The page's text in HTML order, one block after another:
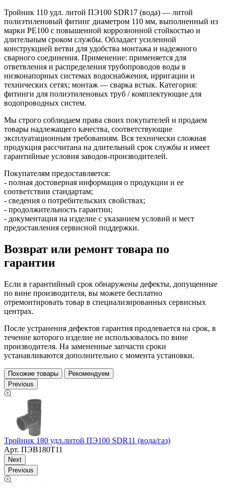
Тройник 110 удл. литой ПЭ100 SDR17 (вода) — литой
полиэтиленовый фитинг диаметром 110 мм, выполненный из
марки PE100 с повышенной коррозионной стойкостью и
длительным сроком службы. Обладает усиленной
конструкцией ветви для удобства монтажа и надежного
сварного соединения. Применение: применяется для
ответвления и распределения трубопроводов воды в
низконапорных системах водоснабжения, ирригации и
технических сетях; монтаж — сварка встык. Категория:
фитинги для полиэтиленовых труб / комплектующие для
водопроводных систем.
Мы строго соблюдаем права своих покупателей и продаем
товары надлежащего качества, соответствующие
эксплуатационным требованиям. Вся технически сложная
продукция рассчитана на длительный срок службы и имеет
гарантийные условия заводов-производителей.
Покупателям предоставляется:
- полная достоверная информация о продукции и ее
соответствии стандартам;
- сведения о потребительских свойствах;
- продолжительность гарантии;
- документация на изделие с указанием условий и мест
предоставления сервисной поддержки.
Возврат или ремонт товара по
гарантии
Если в гарантийный срок обнаружены дефекты, допущенные
по вине производителя, вы можете бесплатно
отремонтировать товар в специализированных сервисных
центрах.
После устранения дефектов гарантия продлевается на срок, в
течение которого изделие не использовалось по вине
производителя. На замененные запчасти сроки
устанавливаются дополнительно с момента установки.
Похожие товары
Рекомендуем
Previous
Тройник 180 удл.литой ПЭ100 SDR11 (вода/газ)
Арт. ПЭВ180Т11
Next
Previous